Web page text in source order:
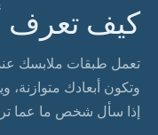
كيف تعرف
تعمل طبقات ملابسك
وتكون أبعادك
إذا سأل شخص ما عما